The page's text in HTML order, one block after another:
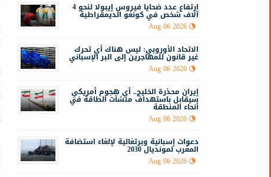
ارتفاع عدد ضحايا فيروس إيبولا لنحو 4
آلاف شخص في كونغو الديمقراطية
Aug 06 2026
الاتحاد الأوروبي: ليس هناك أي تحرك
غير قانون للمهاجرين إلى البر الإسباني
Aug 06 2026
إيران محذرة الخليج.. أي هجوم أمريكي
سيقابل باستهداف منشآت الطاقة في
أنحاء المنطقة
Aug 06 2026
دعوات إسبانية وبرتغالية لإلغاء استضافة
المغرب لمونديال 2030
Aug 06 2026